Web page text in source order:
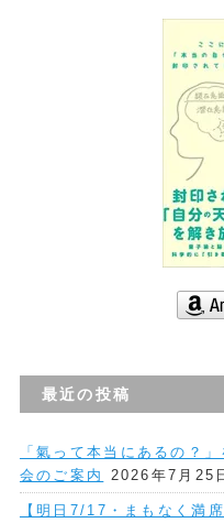
最近の投稿
「氣って本当にあるの？
会のご案内
2026年7月25
【明日7/17・まもなく満